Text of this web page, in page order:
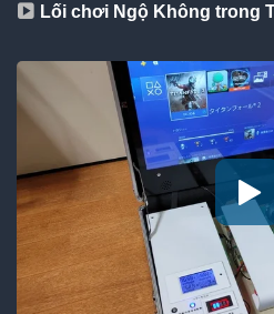
Lối chơi Ngộ Không trong